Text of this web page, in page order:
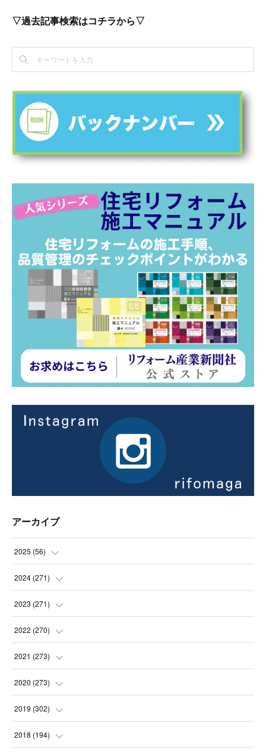
▽過去記事検索はコチラから▽
アーカイブ
2025 (56)
(14
(21
(21
2024 (271)
(21
(22
(23
(22
2023 (271)
(22
(23
(23
(21
2022 (270)
(23
(23
(22
(23
2021 (273)
(24
(23
(22
2020 (273)
(24
(22
2019 (302)
(23
2018 (194)